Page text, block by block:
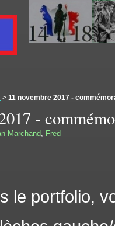
> 11 novembre 2017 -
-
Marchand, Fred
le portfolio,